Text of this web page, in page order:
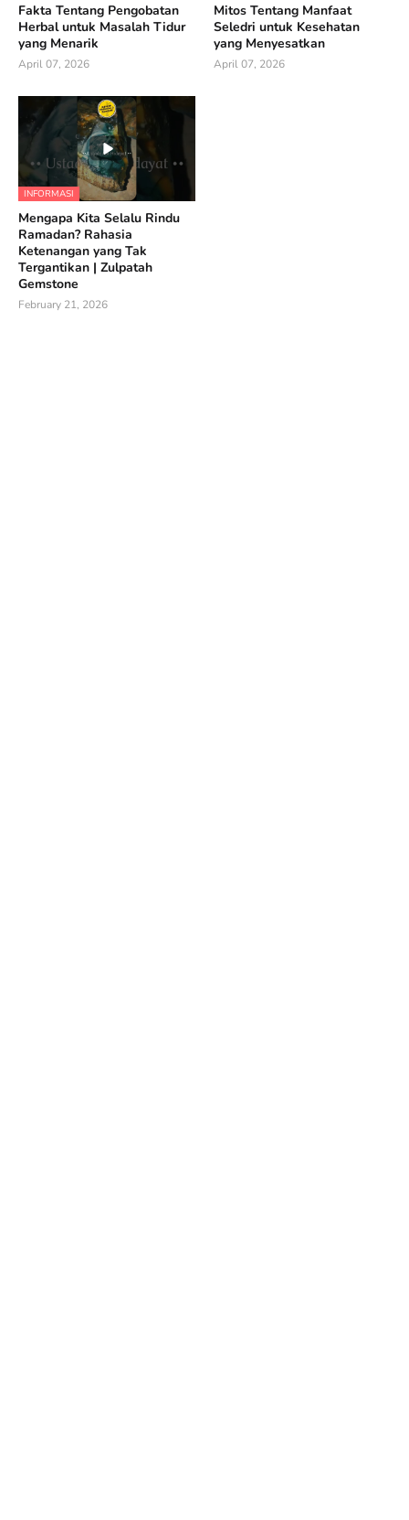
Fakta Tentang Pengobatan
Herbal untuk Masalah Tidur
yang Menarik
April 07, 2026
Mitos Tentang Manfaat
Seledri untuk Kesehatan
yang Menyesatkan
April 07, 2026
INFORMASI
Mengapa Kita Selalu Rindu
Ramadan? Rahasia
Ketenangan yang Tak
Tergantikan | Zulpatah
Gemstone
February 21, 2026